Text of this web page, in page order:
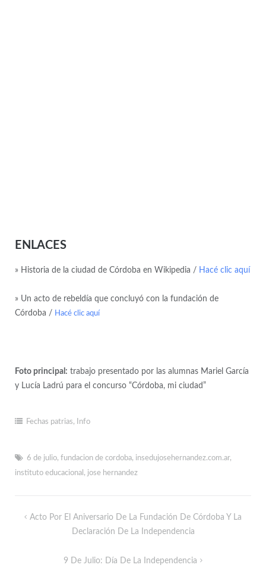
ENLACES
» Historia de la ciudad de Córdoba en Wikipedia / Hacé clic aquí
» Un acto de rebeldía que concluyó con la fundación de
Córdoba / Hacé clic aquí
Foto principal: trabajo presentado por las alumnas Mariel García
y Lucía Ladrú para el concurso “Córdoba, mi ciudad”
Fechas patrias, Info
6 de julio, fundacion de cordoba, insedujosehernandez.com.ar,
instituto educacional , jose hernandez
Acto Por El Aniversario De La Fundación De Córdoba Y La
Declaración De La Independencia
9 De Julio: Día De La Independencia